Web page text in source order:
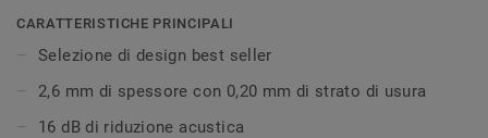
di pulizia mantenendo inalterato l'aspetto del pavimento.
CARATTERISTICHE PRINCIPALI
Selezione di design best seller
2,6 mm di spessore con 0,20 mm di strato di usura
16 dB di riduzione acustica